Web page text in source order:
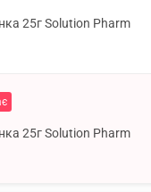
25г Solution Pharm
25г Solution Pharm